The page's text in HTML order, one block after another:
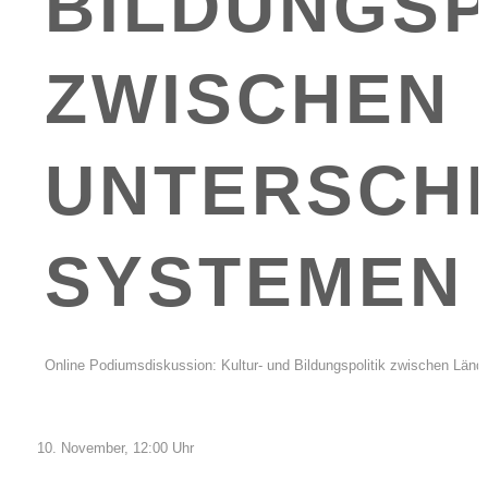
ZWISCHEN
SYSTEMEN
Online Podiumsdiskussion: Kultur- und Bildungspolitik zwischen
November, 12:00 Uhr